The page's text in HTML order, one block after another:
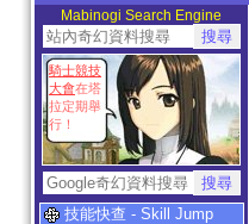
Mabinogi Search Engine
騎士競技
大會在塔
拉定期舉
行！
技能快查 - Skill Jump